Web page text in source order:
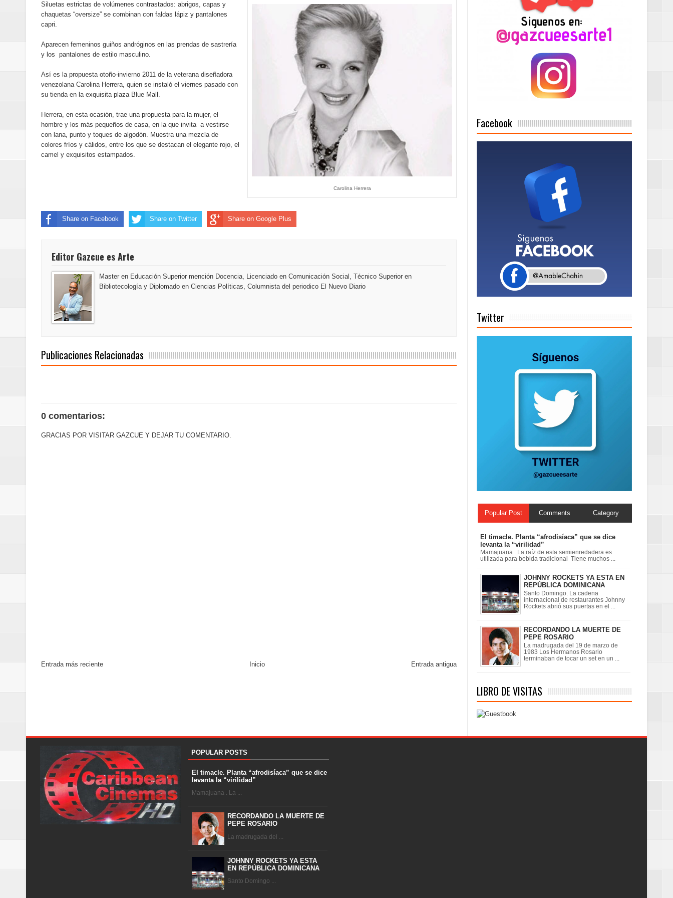
Embajada dominicana en Francia y Banreservas lanzan convocatoria para residencias artísticas en París
Pavel Núñez y su Bipolarband deslumbran con una noche de fusiones e invitados de lujo en el Hard Rock Café
Banreservas y Banco Popular abordan retos y oportunidades del sistema financiero nacional
“Los Rechazados 2” llega a los cines impulsada por la franquicia dominicana más taquillera del 2025
Designan a Angelina Biviana Riveiro como vicepresidenta ejecutiva de Fiduciaria Reservas
Humano Seguros inaugura nueva localidad de Oficina Regional Este en La Romana
Banreservas destina RD$5,000 millones para emprendedoras en la segunda edición del Summit Mujer Pymes
Sexappeal celebra 25 años de trayectoria artística con nuevo álbum, renovación de su equipo y conciertos
Maridalia Hernández y El Canario se unen al regreso de Pavel Núñez y su “Bipolarband” a Hard Rock Café Santo
Doctor Leonardo Aguilera afirma que Banreservas seguirá impulsando la seguridad alimentaria tras salida de RD
del mapa del hambre
Antisoborno certificado
La Orquesta Sinfónica Nacional y el Coro Nacional Dominicano pondrán su sello a la Ceremonia Centenaria bajo
Carolina Herrera
Siluetas estrictas de volúmenes contrastados: abrigos, capas y
chaquetas “oversize” se combinan con faldas lápiz y pantalones
capri.
Aparecen femeninos guiños andróginos en las prendas de sastrería
y los pantalones de estilo masculino.
Así es la propuesta otoño-invierno 2011 de la veterana diseñadora
venezolana Carolina Herrera, quien se instaló el viernes pasado con
su tienda en la exquisita plaza Blue Mall.
Herrera, en esta ocasión, trae una propuesta para la mujer, el
hombre y los más pequeños de casa, en la que invita a vestirse
con lana, punto y toques de algodón. Muestra una mezcla de
colores fríos y cálidos, entre los que se destacan el elegante rojo, el
camel y exquisitos estampados.
Share on Facebook Share on Twitter Share on Google Plus
Editor Gazcue es Arte
Master en Educación Superior mención Docencia, Licenciado en Comunicación Social, Técnico Superior en
Bibliotecología y Diplomado en Ciencias Políticas, Columnista del periodico El Nuevo Diario
Publicaciones Relacionadas
0 comentarios:
GRACIAS POR VISITAR GAZCUE Y DEJAR TU COMENTARIO.
Entrada más reciente Entrada antigua
Inicio
Facebook
Twitter
Popular Post Comments Category
El timacle. Planta “afrodisíaca” que se dice
levanta la “virilidad”
Mamajuana . La raíz de esta semienredadera es
utilizada para bebida tradicional Tiene muchos ...
JOHNNY ROCKETS YA ESTA EN
REPÚBLICA DOMINICANA
Santo Domingo. La cadena
internacional de restaurantes Johnny
Rockets abrió sus puertas en el ...
RECORDANDO LA MUERTE DE
PEPE ROSARIO
La madrugada del 19 de marzo de
1983 Los Hermanos Rosario
terminaban de tocar un set en un ...
LIBRO DE VISITAS
POPULAR POSTS
El timacle. Planta “afrodisíaca” que se dice
levanta la “virilidad”
Mamajuana . La ...
RECORDANDO LA MUERTE DE
PEPE ROSARIO
La madrugada del ...
JOHNNY ROCKETS YA ESTA
EN REPÚBLICA DOMINICANA
Santo Domingo ...